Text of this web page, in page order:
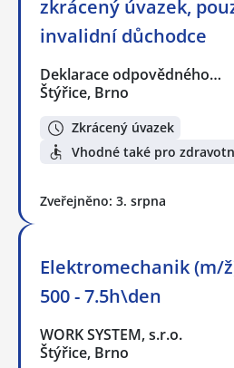
zkrácený úvazek,
invalidní důchodce
Deklarace odpovědného…
Štýřice, Brno
Zkrácený úvazek
Vhodné také pro
Zveřejněno: 3. srpna
Elektromechanik (m/
500 - 7.5h\den
WORK SYSTEM, s.r.o.
Štýřice, Brno